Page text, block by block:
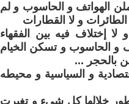
الهواتف و الحاسوب و لم
و لا القطارات
إختلاف فيه بين الفقهاء
و الحاسوب و تسكن الخيام
بالحجر ...
و السياسية و محيطه
حاضرنا و نتشبه بماضي مرّ عليه 1500 سنة تطور خلالها كل شيء و تغيرت